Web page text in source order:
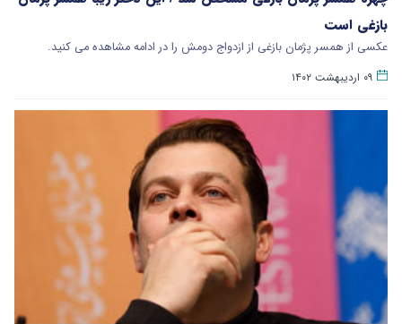
بازغی است
عکسی از همسر پژمان بازغی از ازدواج دومش را در ادامه مشاهده می کنید.
۰۹ اردیبهشت ۱۴۰۲